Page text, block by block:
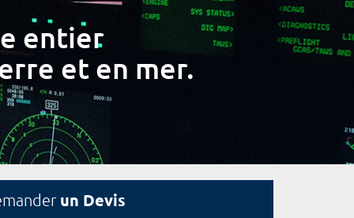
entier
et en mer.
un Devis